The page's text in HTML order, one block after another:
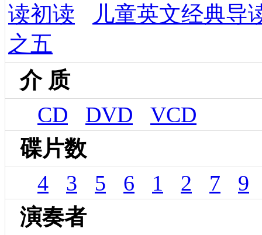
读初读
儿童英文经典导
之五
介 质
CD
DVD
VCD
碟片数
4
3 5 6 1 2 7
9
演奏者